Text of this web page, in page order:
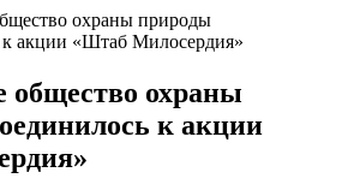
охраны природы
к акции «Штаб Милосердия»
общество охраны
к акции